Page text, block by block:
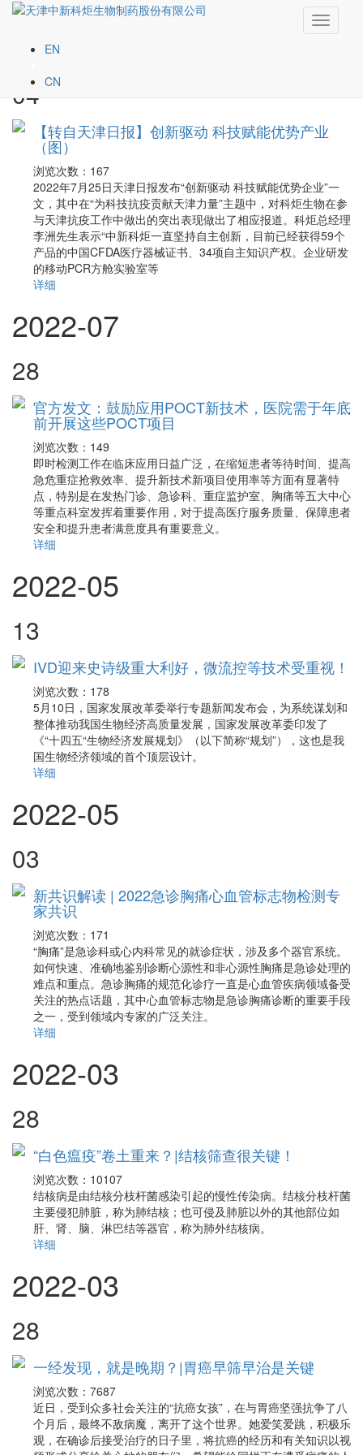
Toggle
EN
CN
2022-08
04
【转自天津日报】创新驱动 科技赋能优势产业
（图）
浏览次数： 167
2022年7月25日天津日报发布“创新驱动 科技赋能优势企业”一
文，其中在“为科技抗疫贡献天津力量”主题中，对科炬生物在参
与天津抗疫工作中做出的突出表现做出了相应报道。科炬总经理
李洲先生表示“中新科炬一直坚持自主创新，目前已经获得59个
产品的中国CFDA医疗器械证书、34项自主知识产权。企业研发
的移动PCR方舱实验室等
详细
2022-07
28
官方发文：鼓励应用POCT新技术，医院需于年底
前开展这些POCT项目
浏览次数： 149
即时检测工作在临床应用日益广泛，在缩短患者等待时间、提高
急危重症抢救效率、提升新技术新项目使用率等方面有显著特
点，特别是在发热门诊、急诊科、重症监护室、胸痛等五大中心
等重点科室发挥着重要作用，对于提高医疗服务质量、保障患者
安全和提升患者满意度具有重要意义。
详细
2022-05
13
IVD迎来史诗级重大利好，微流控等技术受重视！
浏览次数： 178
5月10日，国家发展改革委举行专题新闻发布会，为系统谋划和
整体推动我国生物经济高质量发展，国家发展改革委印发了
《“十四五“生物经济发展规划》（以下简称“规划”），这也是我
国生物经济领域的首个顶层设计。
详细
2022-05
03
新共识解读 | 2022急诊胸痛心血管标志物检测专
家共识
浏览次数： 171
“胸痛”是急诊科或心内科常见的就诊症状，涉及多个器官系统。
如何快速、准确地鉴别诊断心源性和非心源性胸痛是急诊处理的
难点和重点。急诊胸痛的规范化诊疗一直是心血管疾病领域备受
关注的热点话题，其中心血管标志物是急诊胸痛诊断的重要手段
之一，受到领域内专家的广泛关注。
详细
2022-03
28
“白色瘟疫”卷土重来？|结核筛查很关键！
浏览次数： 10107
结核病是由结核分枝杆菌感染引起的慢性传染病。结核分枝杆菌
主要侵犯肺脏，称为肺结核；也可侵及肺脏以外的其他部位如
肝、肾、脑、淋巴结等器官，称为肺外结核病。
详细
2022-03
28
一经发现，就是晚期？|胃癌早筛早治是关键
浏览次数： 7687
近日，受到众多社会关注的“抗癌女孩”，在与胃癌坚强抗争了八
个月后，最终不敌病魔，离开了这个世界。她爱笑爱跳，积极乐
观，在确诊后接受治疗的日子里，将抗癌的经历和有关知识以视